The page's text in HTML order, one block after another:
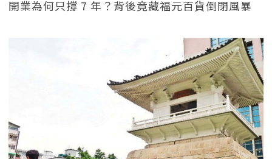
開業為何只撐 7 年？背後竟藏福元百貨倒閉風暴